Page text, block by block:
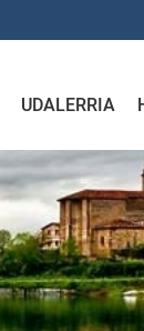
UDALERRIA